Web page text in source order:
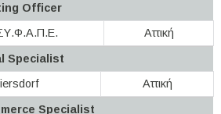
Officer
Αττική
Specialist
Αττική
Specialist